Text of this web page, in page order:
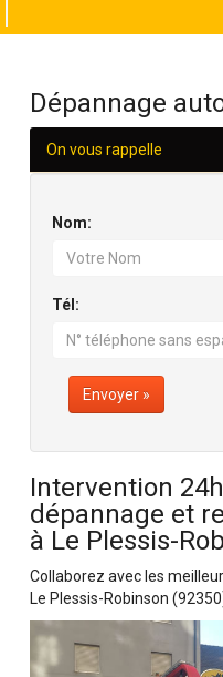
H/
Dépannage
On vous rappelle
Nom:
Tél:
Envoyer »
Intervention
dépannage et
à Le Plessis-
Collaborez avec les
Le Plessis-Robinson